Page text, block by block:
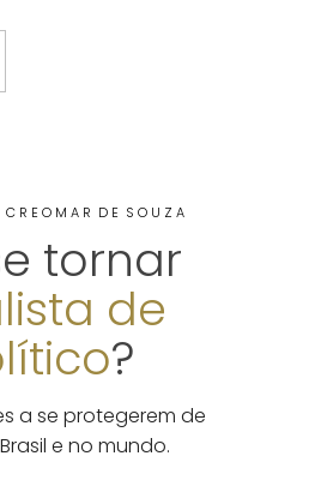
C R E O M A R D E S O U Z A
tornar
de
?
a se protegerem de
e no mundo.